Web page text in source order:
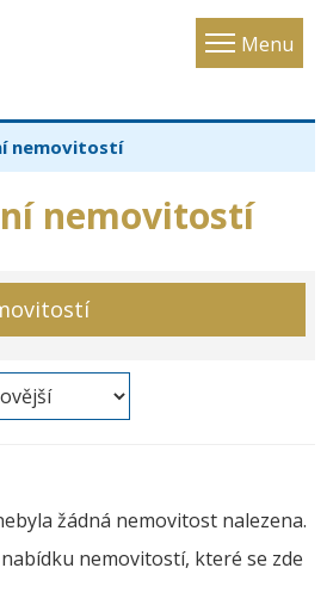
Menu
Toggle
nemovitostí
nemovitostí
žádná nemovitost nalezena.
nemovitostí, které se zde